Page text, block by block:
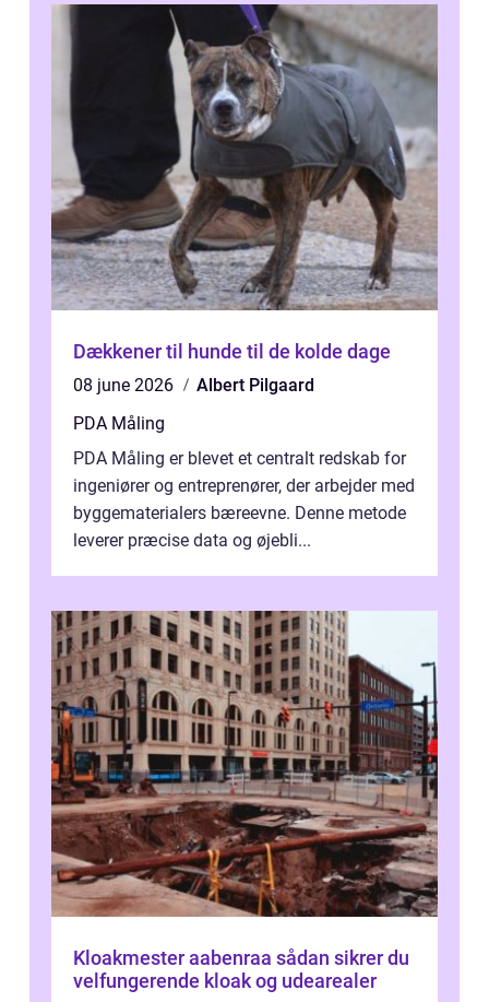
Dækkener til hunde til de kolde dage
08 june 2026
Albert Pilgaard
PDA Måling
PDA Måling er blevet et centralt redskab for
ingeniører og entreprenører, der arbejder med
byggematerialers bæreevne. Denne metode
leverer præcise data og øjebli...
Kloakmester aabenraa sådan sikrer du
velfungerende kloak og udearealer